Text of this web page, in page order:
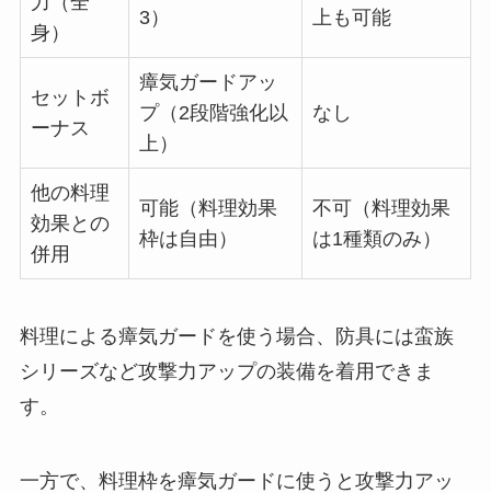
身）
3） 上も可能
セットボ
ーナス
瘴気ガードアッ
プ（2段階強化以
上）
なし
他の料理
効果との
併用
可能（料理効果
枠は自由）
不可（料理効果
は1種類のみ）
料理による瘴気ガードを使う場合、防具には蛮族
シリーズなど攻撃力アップの装備を着用できま
す。
一方で、料理枠を瘴気ガードに使うと攻撃力アッ